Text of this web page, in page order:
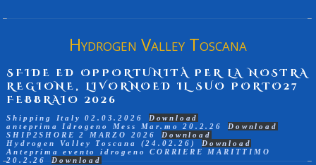
Hydrogen Valley Toscana
SFIDE ED OPPORTUNITÀ PER LA NOSTRA
REGIONE, LIVORNOED IL SUO PORTO27
FEBBRAIO 2026
Shipping Italy 02.03.2026
Download
anteprima Idrogeno Mess Mar.mo 20.2.26
Download
SHIP2SHORE 2 MARZO 2026
Download
Hydrogen Valley Toscana (24.02.26)
Download
Anteprima evento idrogeno CORRIERE MARITTIMO
20.2.26
Download